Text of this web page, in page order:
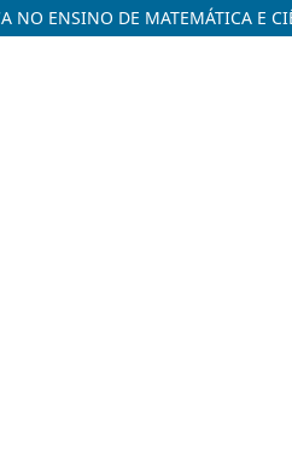
NO ENSINO DE MATEMÁTICA E